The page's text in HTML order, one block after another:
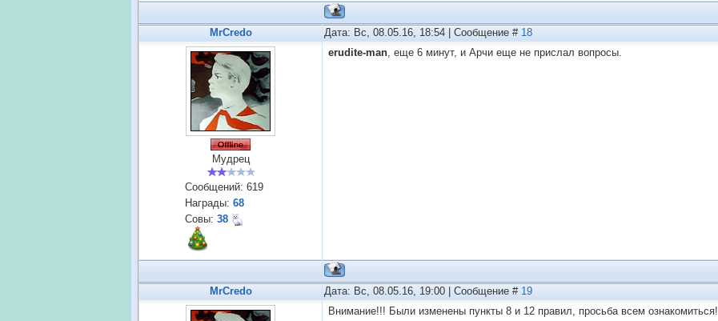
MrCredo Дата: Вс, 08.05.16, 18:54 | Сообщение # 18
Мудрец
Сообщений: 619
Награды: 68
Совы: 38
erudite-man, еще 6 минут, и Арчи еще не прислал вопросы.
MrCredo Дата: Вс, 08.05.16, 19:00 | Сообщение # 19
Внимание!!! Были изменены пункты 8 и 12 правил, просьба всем ознакомиться!